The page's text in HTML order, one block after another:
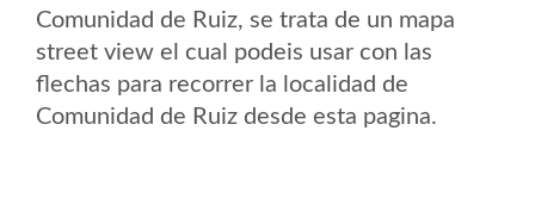
Comunidad de Ruiz, se trata de un mapa
street view el cual podeis usar con las
flechas para recorrer la localidad de
Comunidad de Ruiz desde esta pagina.